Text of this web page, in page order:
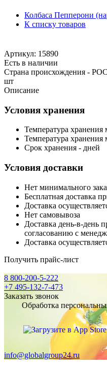
Колбаса Пепперони
К списку товаров
Артикул: 15890
Есть в наличии
Страна происхождения -
шт
Описание
Условия хранения
Температура хранения
Температура хранения
Срок хранения - дней
Условия доставки
Нет минимального
Бесплатная доставка
Доставка
Нет самовывоза
Доставка день-в-день
согласованию с
Доставка
Получить прайс-лист
8 800-200-5-222
+7 495-132-7-473
Заказать звонок
Обработка
info@globalgroup24.ru